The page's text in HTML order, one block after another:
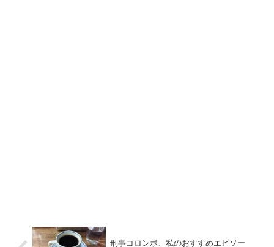
刑事コロンボ、私のおすすめエピソー